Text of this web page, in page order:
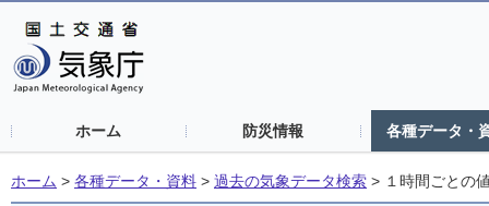
ホーム 防災情報 各種データ・
ホーム > 各種データ・資料 > 過去の気象データ検索 > １時間ごとの